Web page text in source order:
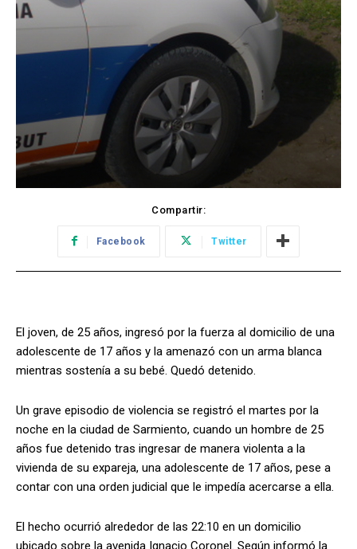
Compartir:
Facebook Twitter
El joven, de 25 años, ingresó por la fuerza al domicilio de una
adolescente de 17 años y la amenazó con un arma blanca
mientras sostenía a su bebé. Quedó detenido.
Un grave episodio de violencia se registró el martes por la
noche en la ciudad de Sarmiento, cuando un hombre de 25
años fue detenido tras ingresar de manera violenta a la
vivienda de su expareja, una adolescente de 17 años, pese a
contar con una orden judicial que le impedía acercarse a ella.
El hecho ocurrió alrededor de las 22:10 en un domicilio
ubicado sobre la avenida Ignacio Coronel. Según informó la